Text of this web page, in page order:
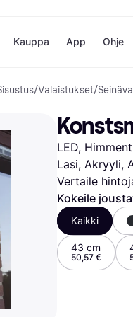
Kauppa
Kaupat
Gigantti
H&M
Peten
Wolt
App Ohje
/Valaistukset/
LED,
Lasi, Akryyli,
Vertaile
Kokeile
Kaikki
43 cm
50,57 €